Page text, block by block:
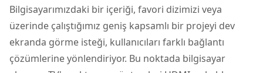
Bilgisayarımızdaki bir içeriği, favori dizimizi veya
üzerinde çalıştığımız geniş kapsamlı bir projeyi dev
ekranda görme isteği, kullanıcıları farklı bağlantı
çözümlerine yönlendiriyor. Bu noktada bilgisayar